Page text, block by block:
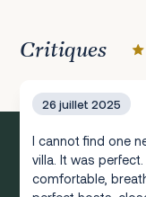
Critiques
26 juillet 2025
I cannot find one
villa. It was
comfortable,